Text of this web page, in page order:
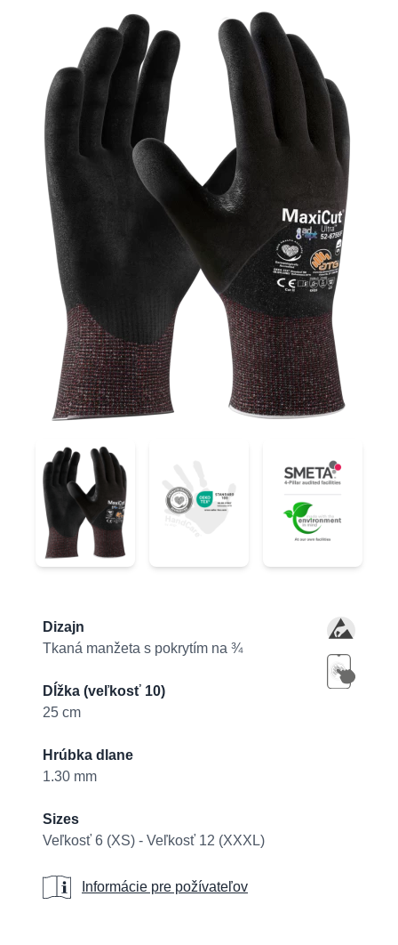
52-6755F 52-6755F
Product information
Dizajn
Tkaná manžeta s pokrytím na ¾
Dĺžka (veľkosť 10)
25 cm
Hrúbka dlane
1.30 mm
Sizes
Veľkosť 6 (XS) - Veľkosť 12 (XXXL)
Informácie pre požívateľov
Informácie pre požívateľov